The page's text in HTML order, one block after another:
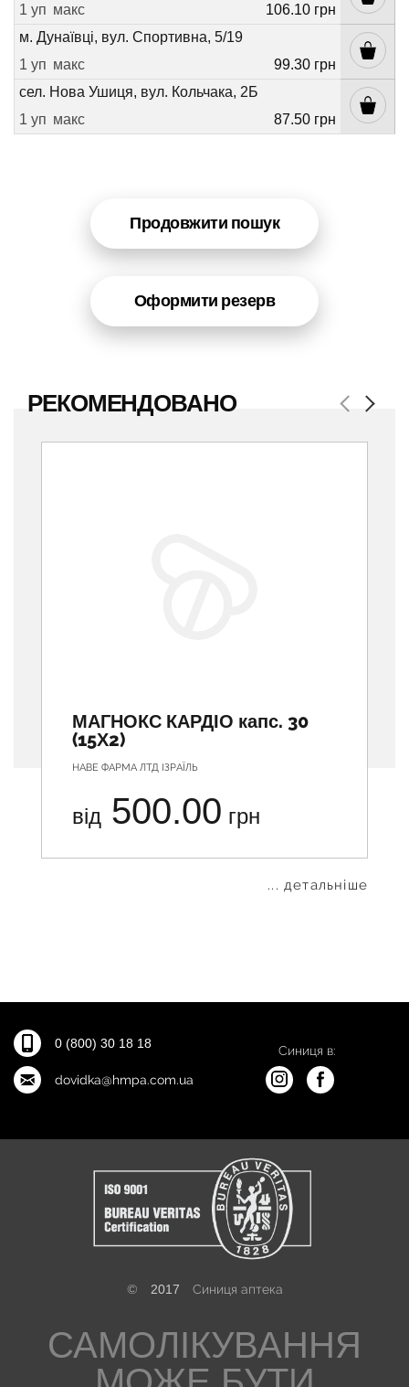
1 уп макс
106.10 грн
м. Дунаївці, вул. Спортивна, 5/19
1 уп макс
99.30 грн
сел. Нова Ушиця, вул. Кольчака, 2Б
1 уп макс 87.50 грн
Продовжити пошук
Оформити резерв
РЕКОМЕНДОВАНО Previous
МАГНОКС КАРДІО капс. 30
(15Х2)
НАВЕ ФАРМА ЛТД ІЗРАЇЛЬ
від 500.00 грн
... детальніше
Next
0 (800) 30 18 18
dovidka@hmpa.com.ua
Синиця в:
© 2017 Синиця аптека
САМОЛІКУВАННЯ